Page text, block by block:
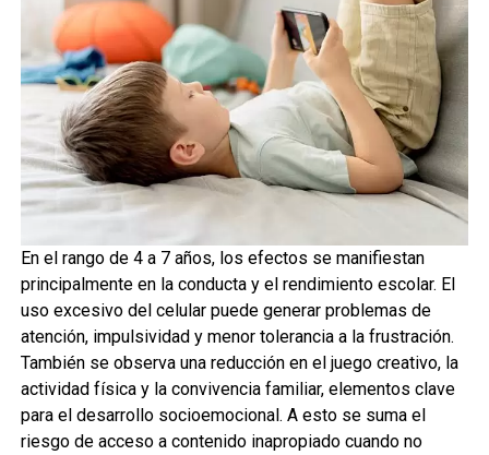
En el rango de 4 a 7 años, los efectos se manifiestan
principalmente en la conducta y el rendimiento escolar. El
uso excesivo del celular puede generar problemas de
atención, impulsividad y menor tolerancia a la frustración.
También se observa una reducción en el juego creativo, la
actividad física y la convivencia familiar, elementos clave
para el desarrollo socioemocional. A esto se suma el
riesgo de acceso a contenido inapropiado cuando no